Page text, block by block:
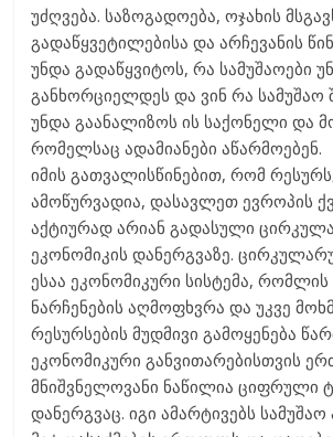
უძღვება. საზოგადოება, ოჯახის
გადაწყვეტილებისა და არჩევანის
უნდა გადაწყვიტოს, რა სამუშაოები
განხორციელდეს და ვინ რა სამუშაო
უნდა გაანალიზოს ის საქონელი და
რომელსაც ადამიანები აწარმოებენ.
იმის გათვალისწინებით, რომ
ამოწურვადია, დასავლეთ ევროპის
აქტიურად არიან გადასული
ეკონომიკის დანერგვაზე.
ესაა ეკონომიკური სისტემა, რომლის
ნარჩენების აღმოფხვრა და უკვე
რესურსების მუდმივი გამოყენება
ეკონომიკური განვითარებისთვის
მნიშვნელოვანი ნაწილია ციფრული
დანერგვაც. იგი ამარტივებს სამუშაო